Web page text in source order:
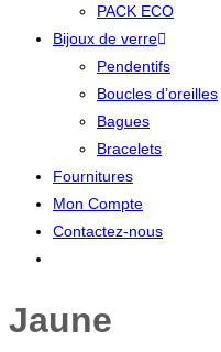
PACK ECO
Bijoux de verre
Pendentifs
Boucles d’oreilles
Bagues
Bracelets
Fournitures
Mon Compte
Contactez-nous
Jaune